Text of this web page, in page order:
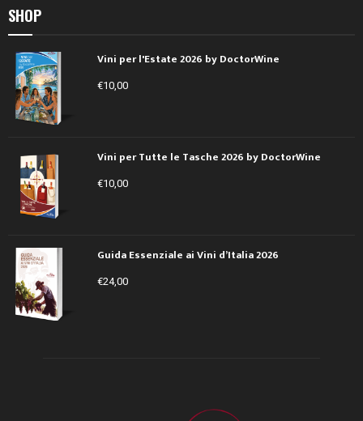
SHOP
Vini per l'Estate 2026 by DoctorWine
€10,00
Vini per Tutte le Tasche 2026 by DoctorWine
€10,00
Guida Essenziale ai Vini d’Italia 2026
€24,00